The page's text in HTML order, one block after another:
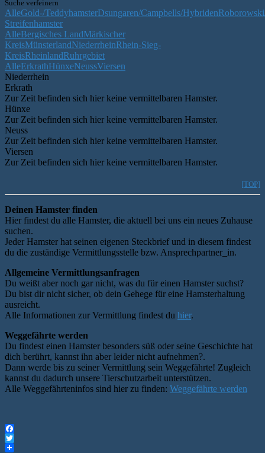
Suche verfeinern
AlleGold-/TeddyhamsterDsungaren/Campbells/Hybriden
Streifenhamster
AlleBergisches LandMärkischer
KreisMünsterlandNiederrheinRhein-Sieg-
KreisRheinlandRuhrgebiet
AlleErkrathHünxeNeussViersen
Niederrhein
Erkrath
Zur Zeit befinden sich hier keine vermittelbaren Hamster.
Hünxe
Zur Zeit befinden sich hier keine vermittelbaren Hamster.
Neuss
Zur Zeit befinden sich hier keine vermittelbaren Hamster.
Viersen
Zur Zeit befinden sich hier keine vermittelbaren Hamster.
[TOP]
Deinen Hamster finden
Hier findest du alle Hamster, die aktuell bei uns ein neues Zuhause
suchen.
Jeder Hamster hat seinen eigenen Steckbrief und in diesem findest
du die zuständige Vermittlungsstelle bzw. Ansprechpartner_in.
Allgemeine Vermittlungsanfragen
Du weißt aber noch gar nicht, was du für einen Hamster suchst?
Du bist dir nicht sicher, ob dein Gehege für eine Hamsterhaltung
ausreicht.
Alle Informationen zur Vermittlung findest du hier.
Weggefährte werden
Du findest einen Hamster besonders süß oder seine Geschichte hat
dich berührt, kannst ihn aber leider nicht aufnehmen?.
Dann werde bis zu seiner Vermittlung sein Weggefährte! Zugleich
kannst du dadurch unsere Tierschutzarbeit unterstützen.
Alle Weggefährteninfos sind hier zu finden: Weggefährte werden
Facebook
Twitter